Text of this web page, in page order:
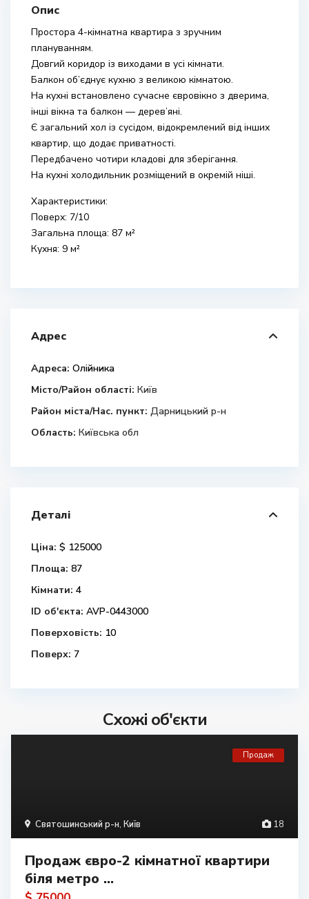
Опис
Простора 4-кімнатна квартира з зручним
плануванням.
Довгий коридор із виходами в усі кімнати.
Балкон об’єднує кухню з великою кімнатою.
На кухні встановлено сучасне євровікно з дверима,
інші вікна та балкон — дерев’яні.
Є загальний хол із сусідом, відокремлений від інших
квартир, що додає приватності.
Передбачено чотири кладові для зберігання.
На кухні холодильник розміщений в окремій ніші.
Характеристики:
Поверх: 7/10
Загальна площа: 87 м²
Кухня: 9 м²
Адрес
Адреса: Олійника
Місто/Район області: Київ
Район міста/Нас. пункт: Дарницький р-н
Область: Київська обл
Деталі
Ціна: $ 125000
Площа: 87
Кімнати: 4
ID об'єкта: AVP-0443000
Поверховість: 10
Поверх: 7
Схожі об'єкти
18
Святошинський р-н, Київ
Продаж
Продаж євро-2 кімнатної квартири
біля метро ...